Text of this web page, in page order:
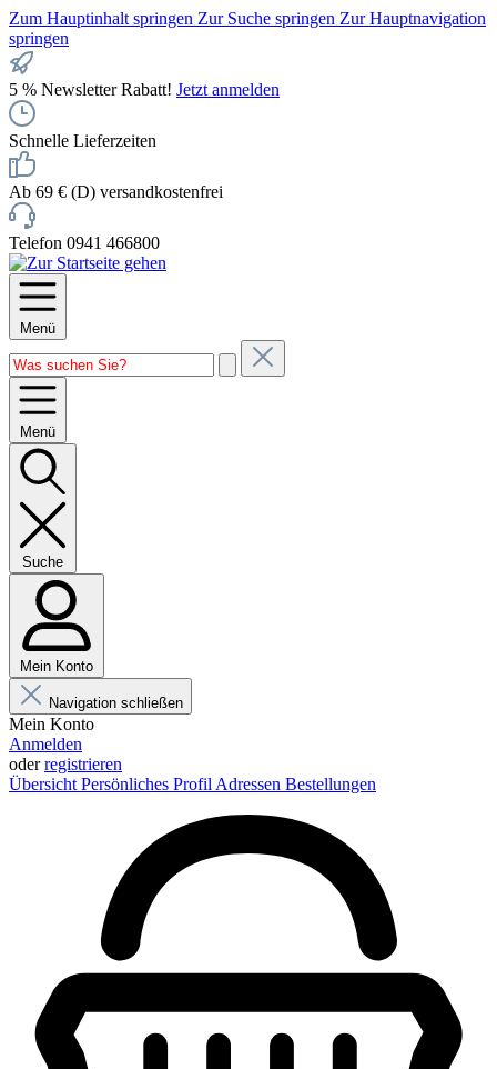
Zum Hauptinhalt springen Zur Suche springen Zur Hauptnavigation
springen
5 % Newsletter Rabatt! Jetzt anmelden
Schnelle Lieferzeiten
Ab 69 € (D) versandkostenfrei
Telefon 0941 466800
Menü
Menü
Suche
Mein Konto
Navigation schließen
Mein Konto
Anmelden
oderregistrieren
Übersicht Persönliches Profil Adressen Bestellungen